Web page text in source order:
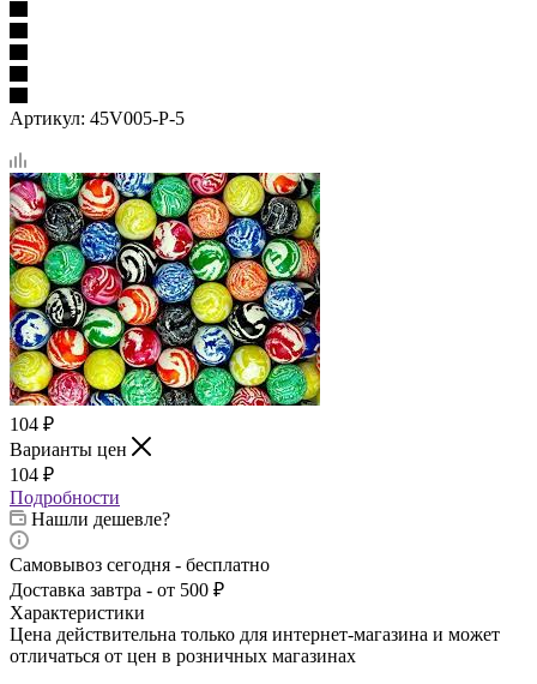
Артикул: 45V005-P-5
104 ₽
Варианты цен
104 ₽
Подробности
Нашли дешевле?
Самовывоз сегодня - бесплатно
Доставка завтра - от 500 ₽
Характеристики
Цена действительна только для интернет-магазина и может
отличаться от цен в розничных магазинах